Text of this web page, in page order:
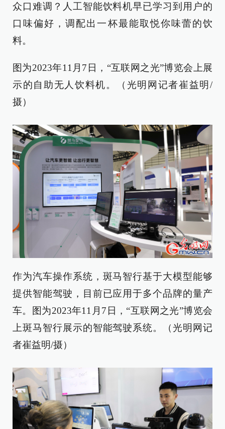
众口难调？人工智能饮料机早已学习到用户的
口味偏好，调配出一杯最能取悦你味蕾的饮
料。
图为2023年11月7日，“互联网之光”博览会上展
示的自助无人饮料机。（光明网记者崔益明/
摄）
作为汽车操作系统，斑马智行基于大模型能够
提供智能驾驶，目前已应用于多个品牌的量产
车。图为2023年11月7日，“互联网之光”博览会
上斑马智行展示的智能驾驶系统。（光明网记
者崔益明/摄）